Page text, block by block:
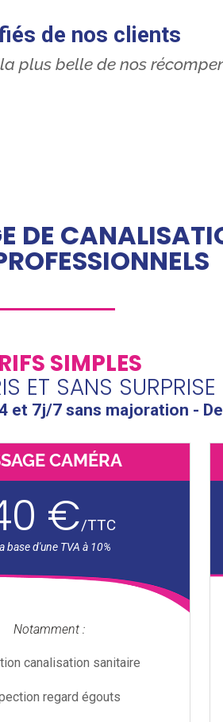
de nos clients
plus belle de nos
DE
SIMPLES
ET SANS SURPRISE
et 7j/7 sans majoration -
CAMÉRA
€/TTC
Notamment :
canalisation sanitaire
regard égouts